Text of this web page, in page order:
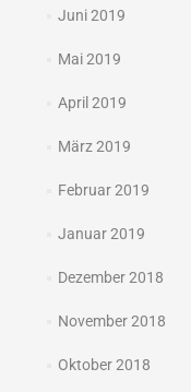
Juni 2019
Mai 2019
April 2019
März 2019
Februar 2019
Januar 2019
Dezember 2018
November 2018
Oktober 2018